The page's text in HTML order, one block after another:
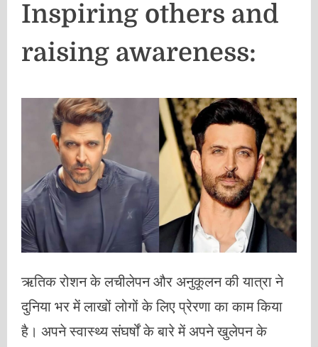
Inspiring others and
raising awareness:
ऋतिक रोशन के लचीलेपन और अनुकूलन की यात्रा ने
दुनिया भर में लाखों लोगों के लिए प्रेरणा का काम किया
है। अपने स्वास्थ्य संघर्षों के बारे में अपने खुलेपन के